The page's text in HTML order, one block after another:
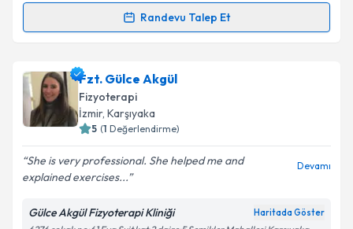
Randevu Talep Et
Randevu Takvimi Talebi
Fzt. Turgay Ülgüneriçin randevu takvimi talebi
oluşturun. Size bu uzmandan randevu almanız için bir
takvim hazırlandığında e-posta ile bilgilendireceğiz.
Kişisel verilerimin işlenmesine ilişkin
Aydınlatma
Fzt. Gülce Akgül
Fizyoterapi
İzmir, Karşıyaka
5 (1 Değerlendirme)
She is very professional. She helped me and
explained exercises...
Devamı
Gülce Akgül Fizyoterapi Kliniği Haritada Göster